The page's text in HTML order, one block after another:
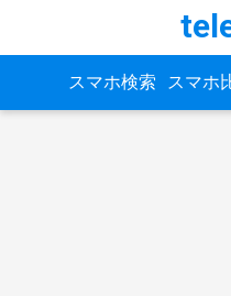
スマホ検索 スマホ